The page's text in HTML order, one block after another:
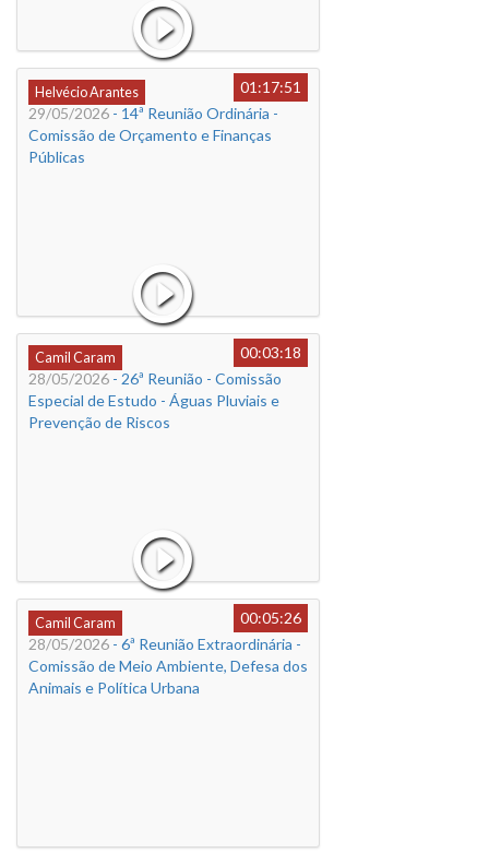
Helvécio Arantes
01:17:51
29/05/2026 - 14ª Reunião Ordinária -
Comissão de Orçamento e Finanças
Públicas
Camil Caram
00:03:18
28/05/2026 - 26ª Reunião - Comissão
Especial de Estudo - Águas Pluviais e
Prevenção de Riscos
Camil Caram
00:05:26
28/05/2026 - 6ª Reunião Extraordinária -
Comissão de Meio Ambiente, Defesa dos
Animais e Política Urbana